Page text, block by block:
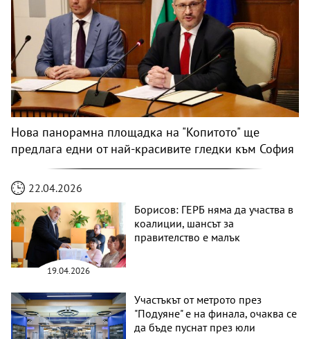
Нова панорамна площадка на "Копитото" ще
предлага едни от най-красивите гледки към София
22.04.2026
19.04.2026
Борисов: ГЕРБ няма да участва в
коалиции, шансът за
правителство е малък
Участъкът от метрото през
"Подуяне" е на финала, очаква се
да бъде пуснат през юли